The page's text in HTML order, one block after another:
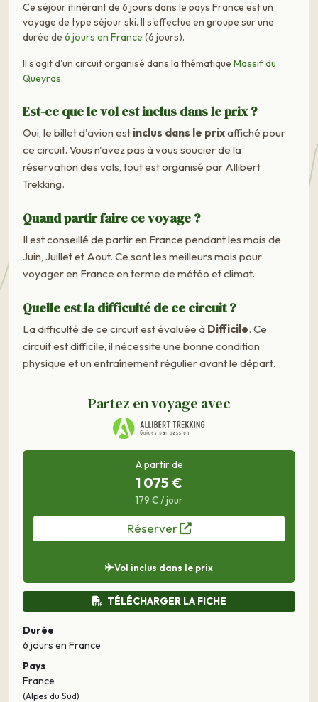
Ce séjour itinérant de 6 jours dans le pays France est un
voyage de type séjour ski. Il s'effectue en groupe sur une
durée de 6 jours en France (6 jours).
Il s'agit d'un circuit organisé dans la thématique Massif du
Queyras.
Est-ce que le vol est inclus dans le prix ?
Oui, le billet d'avion est inclus dans le prixaffiché pour
ce circuit. Vous n'avez pas à vous soucier de la
réservation des vols, tout est organisé par Allibert
Trekking.
Quand partir faire ce voyage ?
Il est conseillé de partir en France pendant les mois de
Juin, Juillet et Aout. Ce sont les meilleurs mois pour
voyager en France en terme de météo et climat.
Quelle est la difficulté de ce circuit ?
La difficulté de ce circuit est évaluée à Difficile. Ce
circuit est difficile, il nécessite une bonne condition
physique et un entraînement régulier avant le départ.
Partez en voyage avec
A partir de
1 075 €
179 € / jour
Réserver
Vol inclus dans le prix
TÉLÉCHARGER LA FICHE
Durée
6 jours en France
Pays
France
(Alpes du Sud)